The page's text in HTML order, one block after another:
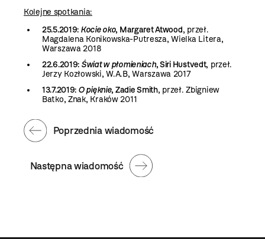
Kolejne spotkania:
25.5.2019: Kocie oko, Margaret Atwood, przeł.
Magdalena Konikowska-Putresza, Wielka Litera,
Warszawa 2018
22.6.2019: Świat w płomieniach, Siri Hustvedt, przeł.
Jerzy Kozłowski, W.A.B, Warszawa 2017
13.7.2019: O pięknie, Zadie Smith, przeł. Zbigniew
Batko, Znak, Kraków 2011
Następna wiadomość
Poprzednia wiadomość